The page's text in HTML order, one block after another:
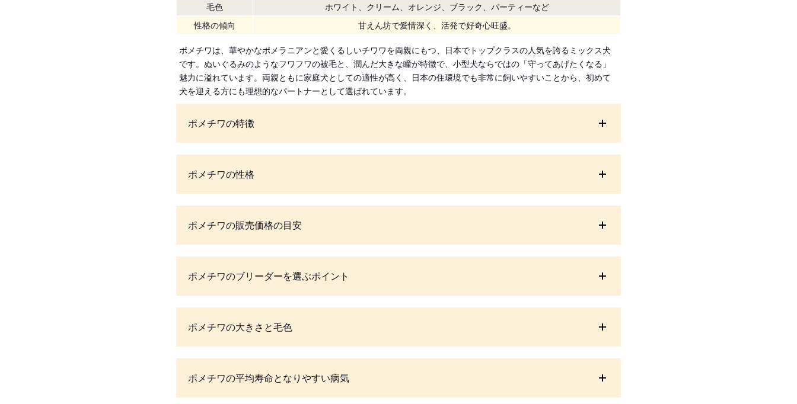
毛色
ホワイト、クリーム、オレンジ、ブラック、パーティーなど
性格の傾向
甘えん坊で愛情深く、活発で好奇心旺盛。
ポメチワは、華やかなポメラニアンと愛くるしいチワワを両親にもつ、日本でトップクラスの人気を誇るミックス犬
です。ぬいぐるみのようなフワフワの被毛と、潤んだ大きな瞳が特徴で、小型犬ならではの「守ってあげたくなる」
魅力に溢れています。両親ともに家庭犬としての適性が高く、日本の住環境でも非常に飼いやすいことから、初めて
犬を迎える方にも理想的なパートナーとして選ばれています。
ポメチワの特徴
ポメチワの性格
ポメチワの販売価格の目安
ポメチワのブリーダーを選ぶポイント
ポメチワの大きさと毛色
ポメチワの平均寿命となりやすい病気